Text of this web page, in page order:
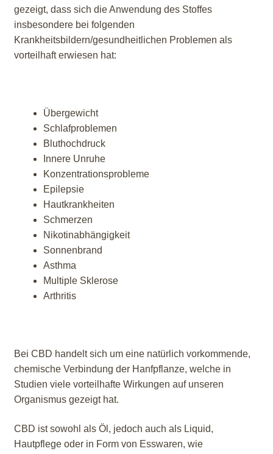
gezeigt, dass sich die Anwendung des Stoffes
insbesondere bei folgenden
Krankheitsbildern/gesundheitlichen Problemen als
vorteilhaft erwiesen hat:
Übergewicht
Schlafproblemen
Bluthochdruck
Innere Unruhe
Konzentrationsprobleme
Epilepsie
Hautkrankheiten
Schmerzen
Nikotinabhängigkeit
Sonnenbrand
Asthma
Multiple Sklerose
Arthritis
Bei CBD handelt sich um eine natürlich vorkommende,
chemische Verbindung der Hanfpflanze, welche in
Studien viele vorteilhafte Wirkungen auf unseren
Organismus gezeigt hat.
CBD ist sowohl als Öl, jedoch auch als Liquid,
Hautpflege oder in Form von Esswaren, wie